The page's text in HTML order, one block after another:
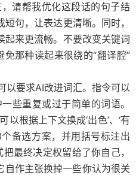
请帮我优化这段话的句子结
句，让表达更清晰。同时，
起来更流畅。不要改变关键词
那种读起来很绕的“翻译腔”
以要求AI改进词汇。指令可以
些重复或过于简单的词语。
以根据上下文换成‘出色’、‘有
个备选方案，并用括号标注出
最终决定权留给了你自己，
作主张换掉一些你认为很关